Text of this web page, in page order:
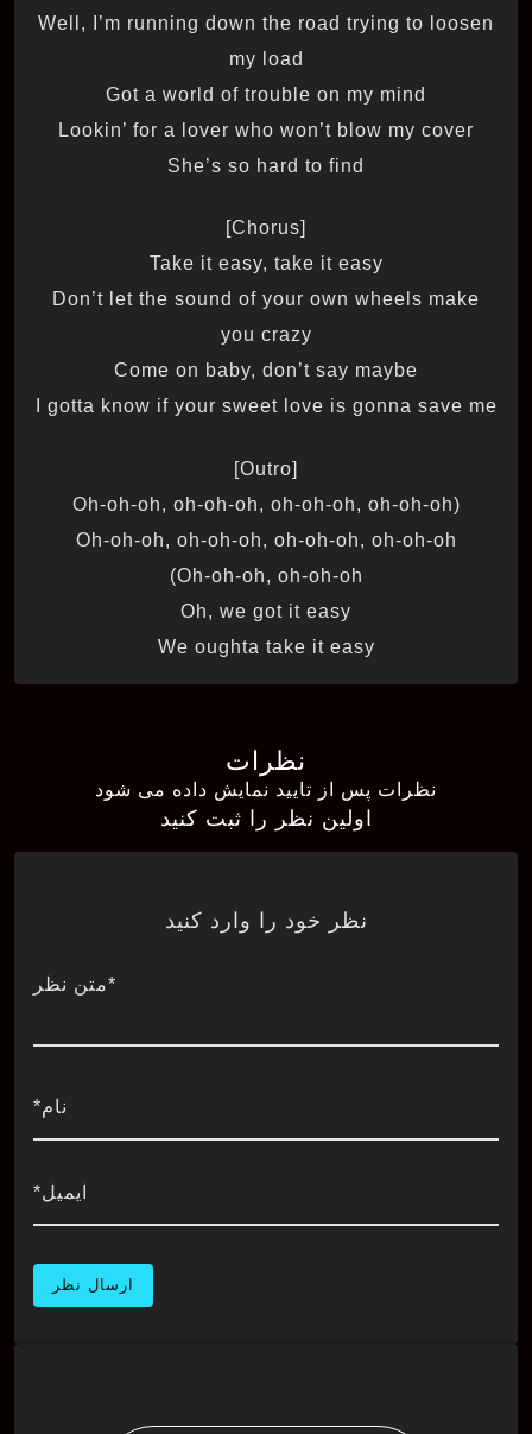
Well, I’m running down the road trying to loosen
my load
Got a world of trouble on my mind
Lookin’ for a lover who won’t blow my cover
She’s so hard to find
Take it easy, take it easy
Don’t let the sound of your own wheels make
you crazy
Come on baby, don’t say maybe
I gotta know if your sweet love is gonna save me
[Outro]
(Oh-oh-oh, oh-oh-oh, oh-oh-oh, oh-oh-oh
Oh-oh-oh, oh-oh-oh, oh-oh-oh, oh-oh-oh
Oh-oh-oh, oh-oh-oh)
Oh, we got it easy
We oughta take it easy
نظرات
نظرات پس از تایید نمایش داده می شود
اولین نظر را ثبت کنید
نظر خود را وارد کنید
*متن نظر
نام*
ایمیل*